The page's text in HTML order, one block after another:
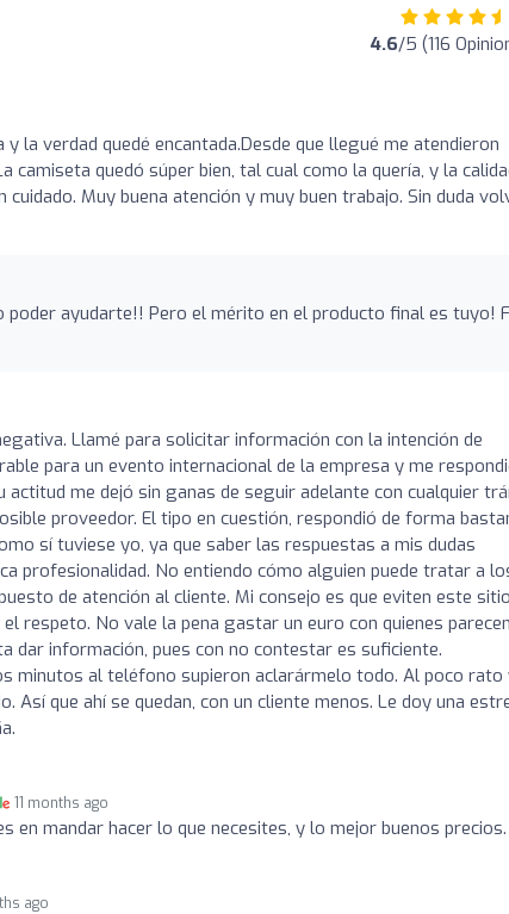
4.6/5 (116
y la verdad quedé encantada.Desde que llegué me atendieron
camiseta quedó súper bien, tal cual como la quería, y la
Muy buena atención y muy buen trabajo. Sin duda
poder ayudarte!! Pero el mérito en el producto final es tuyo!
Llamé para solicitar información con la intención de
para un evento internacional de la empresa y me
me dejó sin ganas de seguir adelante con cualquier
proveedor. El tipo en cuestión, respondió de forma
sí tuviese yo, ya que saber las respuestas a mis dudas
profesionalidad. No entiendo cómo alguien puede tratar a
de atención al cliente. Mi consejo es que eviten este
respeto. No vale la pena gastar un euro con quienes parecen
dar información, pues con no contestar es suficiente.
minutos al teléfono supieron aclarármelo todo. Al poco rato
que ahí se quedan, con un cliente menos. Le doy una
11 months ago
en mandar hacer lo que necesites, y lo mejor buenos precios.
ago